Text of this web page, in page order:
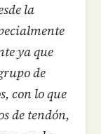
la
ya que
de
con lo que
de tendón,